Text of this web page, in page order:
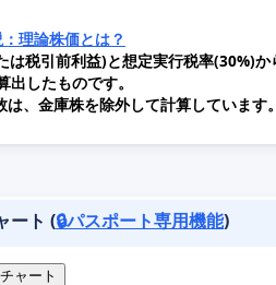
理論株価とは？
は税引前利益)と想定実行税率(30%)か
出したものです。
、金庫株を除外して計算しています
ート (🔒パスポート専用機能)
ャート